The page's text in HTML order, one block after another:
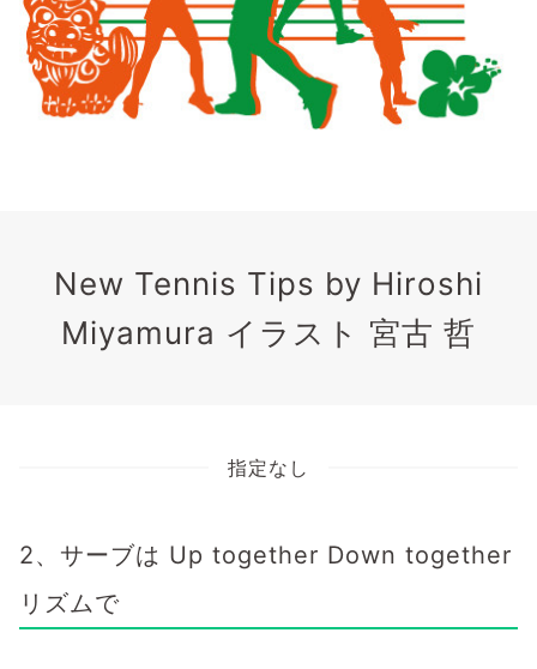
New Tennis Tips by Hiroshi
Miyamura イラスト 宮古 哲
指定なし
2、サーブは Up together Down together
リズムで